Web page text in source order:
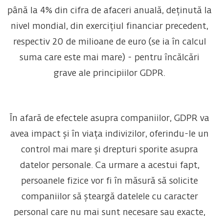
până la 4% din cifra de afaceri anuală, deținută la
nivel mondial, din exercițiul financiar precedent,
respectiv 20 de milioane de euro (se ia în calcul
suma care este mai mare) - pentru încălcări
grave ale principiilor GDPR.
În afară de efectele asupra companiilor, GDPR va
avea impact și în viața indivizilor, oferindu-le un
control mai mare și drepturi sporite asupra
datelor personale. Ca urmare a acestui fapt,
persoanele fizice vor fi în măsură să solicite
companiilor să șteargă datelele cu caracter
personal care nu mai sunt necesare sau exacte,